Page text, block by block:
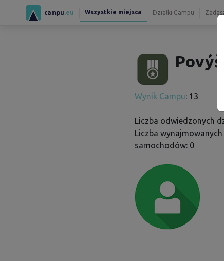
campu .eu Wszystkie miejsca Działki Campu
Wynik Campu: 13
Liczba odwiedzonych
Liczba wynajmowanych
samochodów: 0